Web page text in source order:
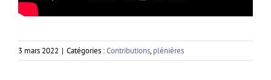
3 mars 2022 | Catégories :Contributions,plénières